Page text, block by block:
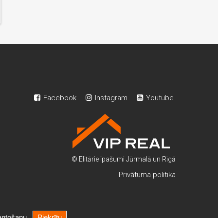
Facebook Instagram Youtube
© Elitārie īpašumi Jūrmalā un Rīgā
Privātuma politika